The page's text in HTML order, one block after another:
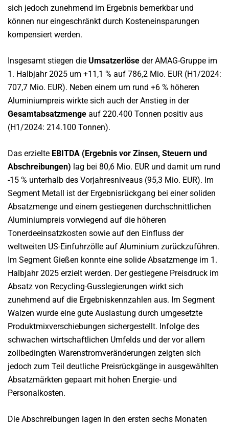
sich jedoch zunehmend im Ergebnis bemerkbar und
können nur eingeschränkt durch Kosteneinsparungen
kompensiert werden.
Insgesamt stiegen die Umsatzerlöse der AMAG-Gruppe im
1. Halbjahr 2025 um +11,1 % auf 786,2 Mio. EUR (H1/2024:
707,7 Mio. EUR). Neben einem um rund +6 % höheren
Aluminiumpreis wirkte sich auch der Anstieg in der
Gesamtabsatzmenge auf 220.400 Tonnen positiv aus
(H1/2024: 214.100 Tonnen).
Das erzielte EBITDA (Ergebnis vor Zinsen, Steuern und
Abschreibungen) lag bei 80,6 Mio. EUR und damit um rund
-15 % unterhalb des Vorjahresniveaus (95,3 Mio. EUR). Im
Segment Metall ist der Ergebnisrückgang bei einer soliden
Absatzmenge und einem gestiegenen durchschnittlichen
Aluminiumpreis vorwiegend auf die höheren
Tonerdeeinsatzkosten sowie auf den Einfluss der
weltweiten US-Einfuhrzölle auf Aluminium zurückzuführen.
Im Segment Gießen konnte eine solide Absatzmenge im 1.
Halbjahr 2025 erzielt werden. Der gestiegene Preisdruck im
Absatz von Recycling-Gusslegierungen wirkt sich
zunehmend auf die Ergebniskennzahlen aus. Im Segment
Walzen wurde eine gute Auslastung durch umgesetzte
Produktmixverschiebungen sichergestellt. Infolge des
schwachen wirtschaftlichen Umfelds und der vor allem
zollbedingten Warenstromveränderungen zeigten sich
jedoch zum Teil deutliche Preisrückgänge in ausgewählten
Absatzmärkten gepaart mit hohen Energie- und
Personalkosten.
Die Abschreibungen lagen in den ersten sechs Monaten